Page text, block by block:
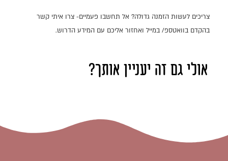
צריכים לעשות הזמנה גדולה? אל תחשבו פעמיים- צרו איתי קשר
בהקדם בוואטספ/ במייל ואחזור אליכם עם המידע הדרוש.
אולי גם זה יעניין אותך?